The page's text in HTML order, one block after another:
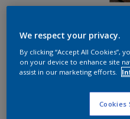
Fargekart
We respect your privacy.
By clicking “Accept All Cookies”,
on your device to enhance site
assist in our marketing efforts.
Cookies